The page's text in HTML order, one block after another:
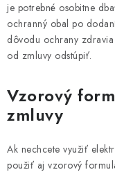
je potrebné osobitne
ochranný obal po
dôvodu ochrany
od zmluvy odstúpiť.
Vzorový
zmluvy
Ak nechcete využiť
použiť aj vzorový